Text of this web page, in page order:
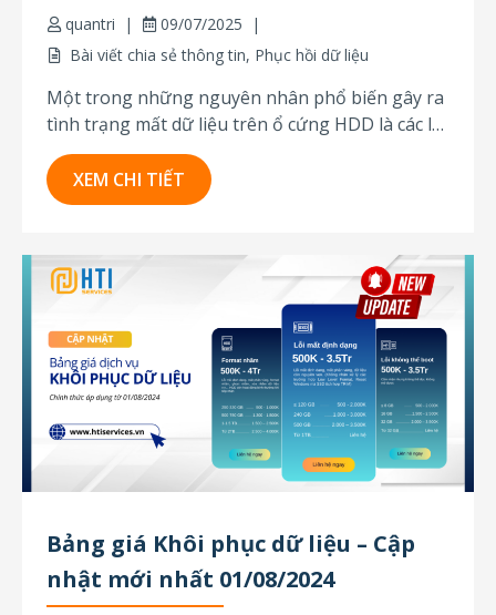
quantri
09/07/2025
Bài viết chia sẻ thông tin, Phục hồi dữ liệu
Một trong những nguyên nhân phổ biến gây ra
tình trạng mất dữ liệu trên ổ cứng HDD là các lỗi
liên quan đến đầu đọc/ghi từ tính. Những lỗi
này tương đối phức tạp, nhưng may mắn là dữ
liệu có thể được phục hồi thành công trong...
XEM CHI TIẾT
Bảng giá Khôi phục dữ liệu – Cập
nhật mới nhất 01/08/2024